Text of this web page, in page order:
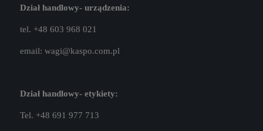
Dział handlowy- urządzenia:
tel. +48 603 968 021
email: wagi@kaspo.com.pl
Dział handlowy- etykiety:
Tel. +48 691 977 713